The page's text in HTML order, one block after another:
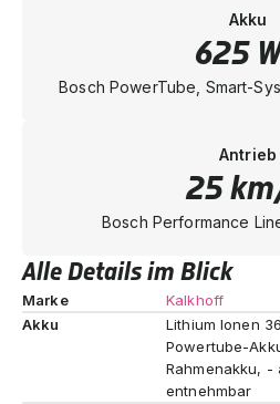
Akku
625
Bosch PowerTube, Smart-
Antrieb
25
Bosch Performance
Alle Details im Blick
Marke
Kalkhoff
Akku
Lithium Ionen
Powertube-
Rahmenakku, -
entnehmbar